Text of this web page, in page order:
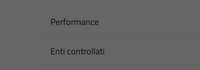
Performance
Enti controllati